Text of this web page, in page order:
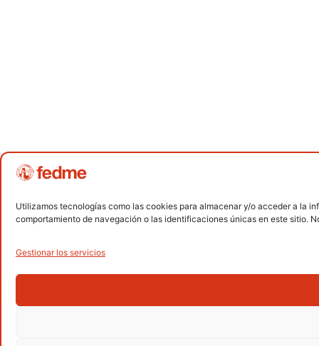
Utilizamos tecnologías como las cookies para almacenar y/o acceder a la
comportamiento de navegación o las identificaciones únicas en este sitio.
Gestionar los servicios